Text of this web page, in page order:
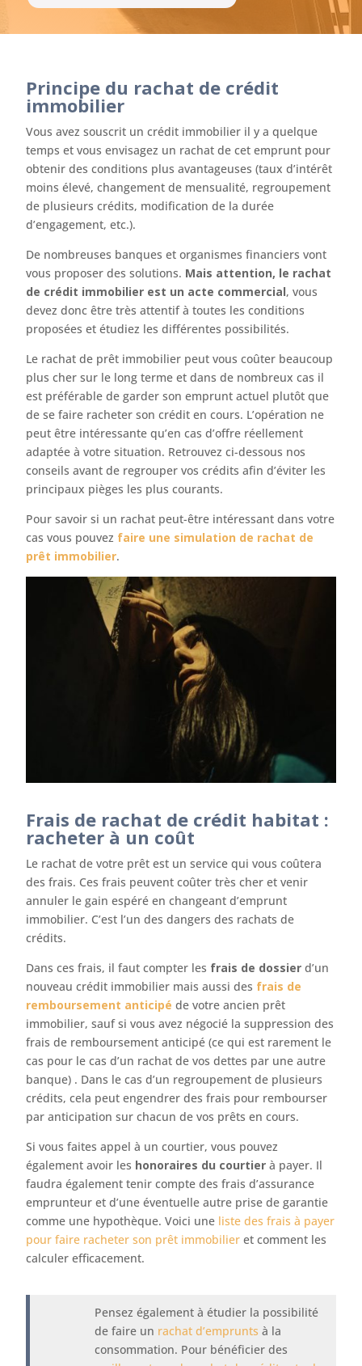
Principe du rachat de crédit
immobilier
Vous avez souscrit un crédit immobilier il y a quelque
temps et vous envisagez un rachat de cet emprunt pour
obtenir des conditions plus avantageuses (taux d’intérêt
moins élevé, changement de mensualité, regroupement
de plusieurs crédits, modification de la durée
d’engagement, etc.).
De nombreuses banques et organismes financiers vont
vous proposer des solutions. Mais attention, le rachat
de crédit immobilier est un acte commercial, vous
devez donc être très attentif à toutes les conditions
proposées et étudiez les différentes possibilités.
Le rachat de prêt immobilier peut vous coûter beaucoup
plus cher sur le long terme et dans de nombreux cas il
est préférable de garder son emprunt actuel plutôt que
de se faire racheter son crédit en cours. L’opération ne
peut être intéressante qu’en cas d’offre réellement
adaptée à votre situation. Retrouvez ci-dessous nos
conseils avant de regrouper vos crédits afin d’éviter les
principaux pièges les plus courants.
Pour savoir si un rachat peut-être intéressant dans votre
cas vous pouvez faire une simulation de rachat de
prêt immobilier.
Frais de rachat de crédit habitat :
racheter à un coût
Le rachat de votre prêt est un service qui vous coûtera
des frais. Ces frais peuvent coûter très cher et venir
annuler le gain espéré en changeant d’emprunt
immobilier. C’est l’un des dangers des rachats de
crédits.
Dans ces frais, il faut compter les frais de dossier d’un
nouveau crédit immobilier mais aussi des frais de
remboursement anticipé de votre ancien prêt
immobilier, sauf si vous avez négocié la suppression des
frais de remboursement anticipé (ce qui est rarement le
cas pour le cas d’un rachat de vos dettes par une autre
banque) . Dans le cas d’un regroupement de plusieurs
crédits, cela peut engendrer des frais pour rembourser
par anticipation sur chacun de vos prêts en cours.
Si vous faites appel à un courtier, vous pouvez
également avoir les honoraires du courtier à payer. Il
faudra également tenir compte des frais d’assurance
emprunteur et d’une éventuelle autre prise de garantie
comme une hypothèque. Voici une liste des frais à payer
pour faire racheter son prêt immobilier et comment les
calculer efficacement.
Pensez également à étudier la possibilité
de faire un rachat d’emprunts à la
consommation. Pour bénéficier des